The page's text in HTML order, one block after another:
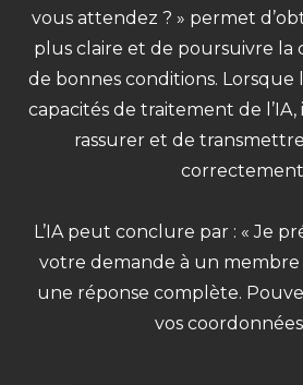
vous attendez ? » permet
plus claire et de poursuivre la
de bonnes conditions. Lorsque
capacités de traitement de
rassurer et de
L’IA peut conclure par : « Je
votre demande à un membre
une réponse complète.
vos coordonnées